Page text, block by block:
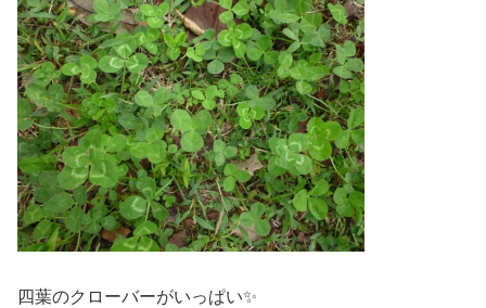
四葉のクローバーがいっぱい✨